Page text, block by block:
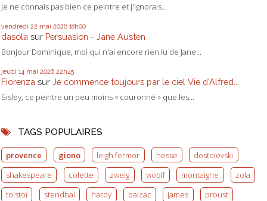
Je ne connais pas bien ce peintre et j'ignorais...
vendredi 22 mai 2026 18h00
dasola sur Persuasion - Jane Austen
Bonjour Dominique, moi qui n'ai encore rien lu de Jane...
jeudi 14 mai 2026 22h45
Fiorenza sur Je commence toujours par le ciel Vie d'Alfred...
Sisley, ce peintre un peu moins « couronné » que les...
TAGS POPULAIRES
provence giono leigh fermor hesse
dostoïevski
shakespeare
colette zweig woolf montaigne
zola
tolstoï
stendhal hardy balzac james
proust